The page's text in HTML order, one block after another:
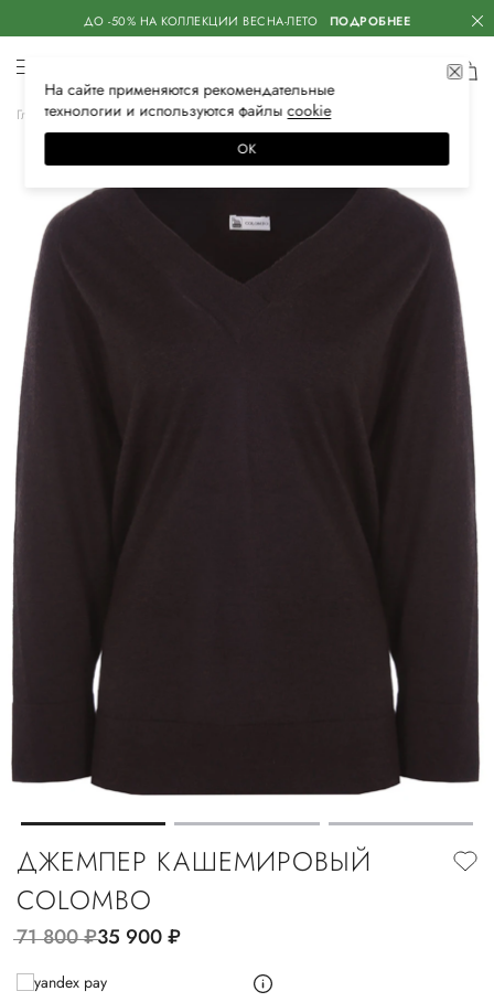
ДО -50% НА КОЛЛЕКЦИИ ВЕСНА-ЛЕТО ПОДРОБНЕЕ
Главная Женская Одежда Трикотаж Свитеры
ДЖЕМПЕР КАШЕМИРОВЫЙ
COLOMBO
71 800руб.35 900руб.
На сайте применяются рекомендательные
технологии и используются файлысооkiе
ОК